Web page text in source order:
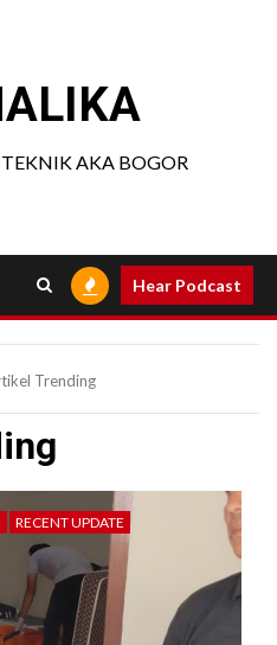
AKA BOGOR
Hear Podcast
Trending
RECENT UPDATE